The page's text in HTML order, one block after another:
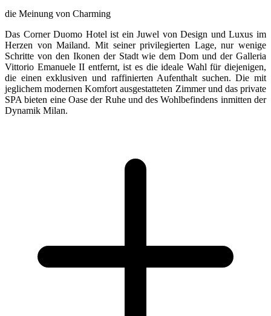
die Meinung von Charming
Das Corner Duomo Hotel ist ein Juwel von Design und Luxus im
Herzen von Mailand. Mit seiner privilegierten Lage, nur wenige
Schritte von den Ikonen der Stadt wie dem Dom und der Galleria
Vittorio Emanuele II entfernt, ist es die ideale Wahl für diejenigen,
die einen exklusiven und raffinierten Aufenthalt suchen. Die mit
jeglichem modernen Komfort ausgestatteten Zimmer und das private
SPA bieten eine Oase der Ruhe und des Wohlbefindens inmitten der
Dynamik Milan.